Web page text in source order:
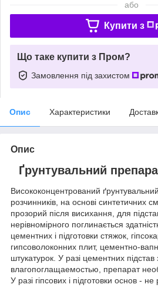
або
Купити з
Що таке купити з Пром?
Замовлення під захистом
Опис Характеристики
Опис
Ґрунтувальний
Висококонцентрований
розчинників, на основі синтетичних
прозорий після висихання, для
нерівномірного поглинається
цементних і підготовки стяжок,
гипсоволоконних плит, цементно-
штукатурок. У разі цементних
влагопоглащаемостью, препарат
У разі гіпсових і підготовки основ -